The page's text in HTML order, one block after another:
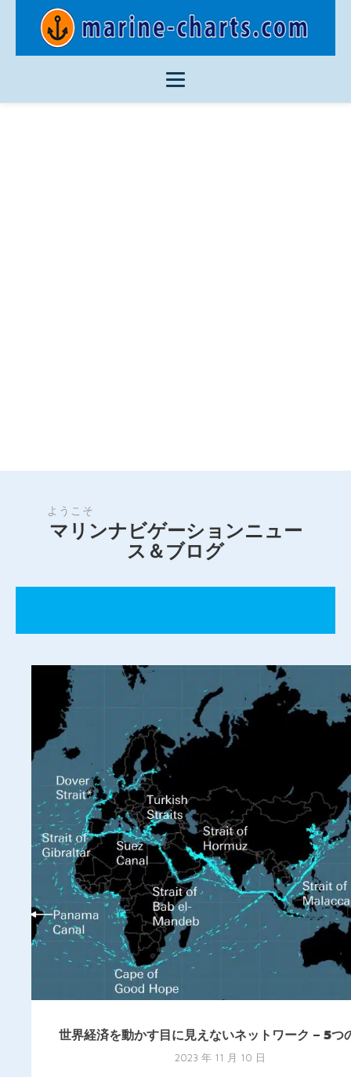
ようこそ
マリンナビゲーションニュー
ス＆ブログ
世界経済を動かす目に見えないネットワーク – 5つ
2023 年 11 月 10 日